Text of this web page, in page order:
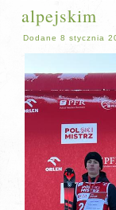
alpejskim
Dodane 8 stycznia